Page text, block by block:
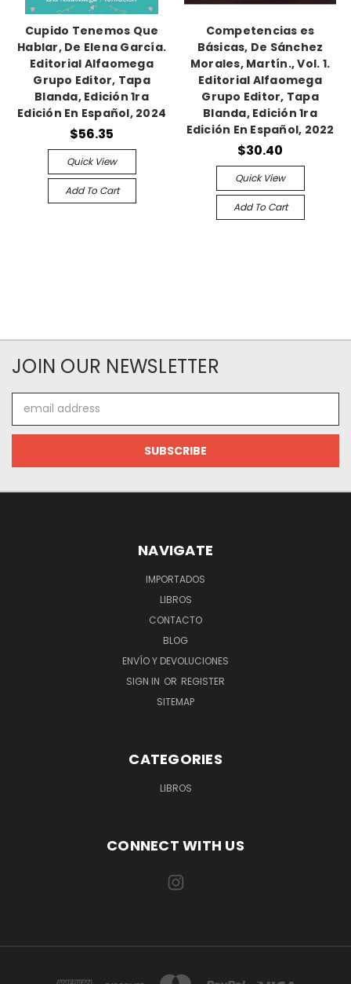
Cupido Tenemos Que
Hablar, De Elena García.
Editorial Alfaomega
Grupo Editor, Tapa
Blanda, Edición 1ra
Edición En Español, 2024
$56.35
Quick View
Add To Cart
Competencias es
Básicas, De Sánchez
Morales, Martín., Vol. 1.
Editorial Alfaomega
Grupo Editor, Tapa
Blanda, Edición 1ra
Edición En Español, 2022
$30.40
Quick View
Add To Cart
JOIN OUR NEWSLETTER
Address
NAVIGATE
IMPORTADOS
LIBROS
CONTACTO
BLOG
ENVÍO Y DEVOLUCIONES
SIGN IN OR REGISTER
SITEMAP
CATEGORIES
LIBROS
CONNECT WITH US